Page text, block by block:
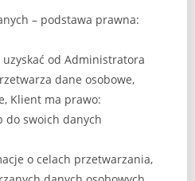
– podstawa prawna:
od Administratora
dane osobowe,
Klient ma prawo:
do swoich danych
o celach przetwarzania,